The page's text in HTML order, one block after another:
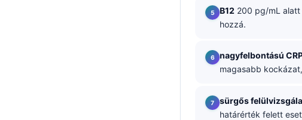
B12 200 pg/mL
hozzá.
nagyfelbontású
magasabb
sürgős
határérték felett